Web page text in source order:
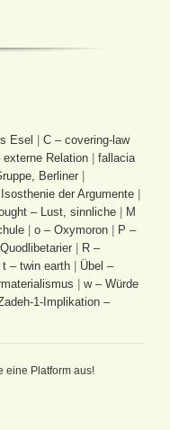
Esel
C – covering-law
externe Relation
fallacia
Berliner
der Argumente
– Lust, sinnliche
M
o – Oxymoron
P –
R –
t – twin earth
Übel –
w – Würde
1-Implikation –
eine Platform aus!